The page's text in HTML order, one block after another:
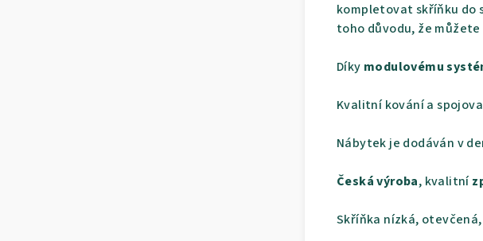
kompletovat skříňku do
toho důvodu, že
Díky modulovému
Kvalitní kování a
Nábytek je dodáván v
Česká výroba, kvalitní
Skříňka nízká,